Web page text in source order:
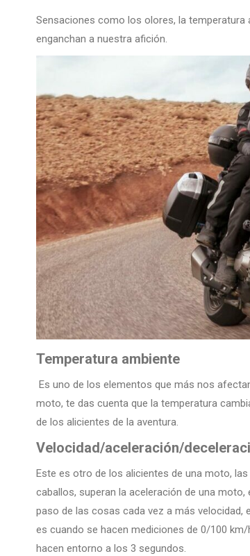
Sensaciones como los olores, la temperatura
enganchan a nuestra afición.
Temperatura ambiente
Es uno de los elementos que más nos
moto, te das cuenta que la temperatura
de los alicientes de la aventura.
Velocidad/aceleración/
Este es otro de los alicientes de una moto,
caballos, superan la aceleración de una
paso de las cosas cada vez a más velocidad,
es cuando se hacen mediciones de 0/100
hacen entorno a los 3 segundos.